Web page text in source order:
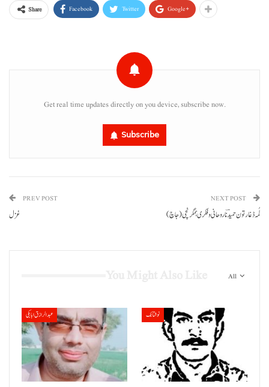
Share Facebook Twitter Google+
Get real time updates directly on you device, subscribe now.
Subscribe
PREV POST
غزل
NEXT POST
لُمہ ڈغارتو ن حمید ؔنا روحانی وفکری ہمگرنچی (جاچ)
All
عبدالرازق ابابکی نوشتانک